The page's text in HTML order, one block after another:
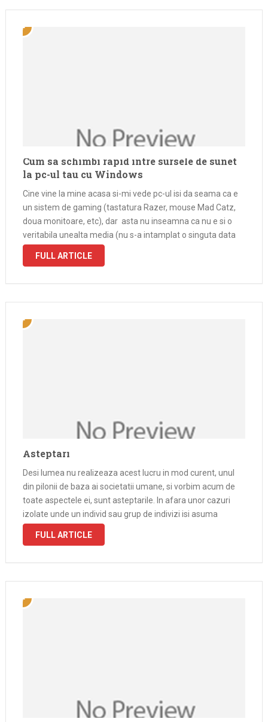
Cum sa schimbi rapid intre sursele de sunet
la pc-ul tau cu Windows
Cine vine la mine acasa si-mi vede pc-ul isi da seama ca e
un sistem de gaming (tastatura Razer, mouse Mad Catz,
doua monitoare, etc), dar asta nu inseamna ca nu e si o
veritabila unealta media (nu s-a intamplat o singuta data
sa am deschise …
FULL ARTICLE
Asteptari
Desi lumea nu realizeaza acest lucru in mod curent, unul
din pilonii de baza ai societatii umane, si vorbim acum de
toate aspectele ei, sunt asteptarile. In afara unor cazuri
izolate unde un individ sau grup de indivizi isi asuma
anumite comportamente sau rezultate prin juramant, …
FULL ARTICLE